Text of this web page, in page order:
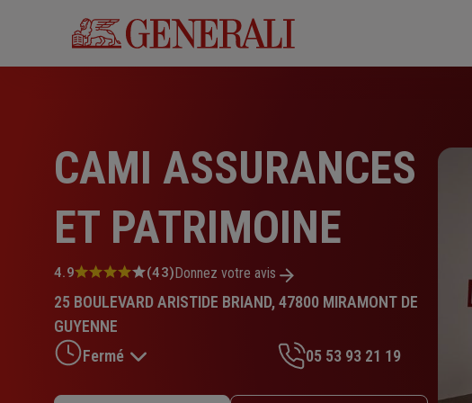
CAMI ASSURANCES
ET PATRIMOINE
Note
4.9
sur
5
étoiles
4.9 (43)Donnez votre avis
25 BOULEVARD ARISTIDE BRIAND, 47800 MIRAMONT DE
GUYENNE
Fermé
05 53 93 21 19